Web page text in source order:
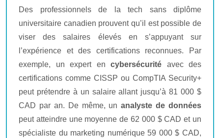
Des professionnels de la tech sans diplôme
universitaire canadien prouvent qu’il est possible de
viser des salaires élevés en s’appuyant sur
l’expérience et des certifications reconnues. Par
exemple, un expert en cybersécurité avec des
certifications comme CISSP ou CompTIA Security+
peut prétendre à un salaire allant jusqu’à 81 000 $
CAD par an. De même, unanalyste de données
peut atteindre une moyenne de 62 000 $ CAD et un
spécialiste du marketing numérique 59 000 $ CAD,